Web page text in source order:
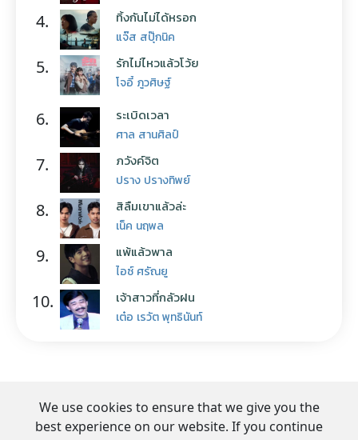
4. ทิ้งกันไม่ได้หรอก
แจ๊ส สปุ๊กนิค
5. รักไม่ไหวแล้วโว้ย
โจอี้ ภูวศิษฐ์
6. ระเบิดเวลา
ศาล สานศิลป์
7. ภวังค์จิต
ปราง ปรางทิพย์
8. สิลืมเขาแล้วล่ะ
เน็ค นฤพล
9. แพ้แล้วพาล
ไอซ์ ศรัณยู
10. เจ้าสาวที่กลัวฝน
เต๋อ เรวัต พุทธินันท์
We use cookies to ensure that we give you the
best experience on our website. If you continue